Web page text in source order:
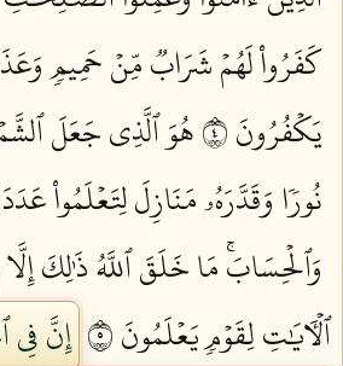
كَفَرُواْ لَهُمۡ شَرَابٞ مِّنۡ حَمِيمٖ
يَكۡفُرُونَ ٤
هُوَ ٱلَّذِي جَعَلَ
نُورٗا وَقَدَّرَهُۥ مَنَازِلَ لِتَعۡلَمُواْ
وَٱلۡحِسَابَۚ مَا خَلَقَ ٱللَّهُ ذَٰلِكَ
ٱلۡأٓيَٰتِ لِقَوۡمٖ يَعۡلَمُونَ ٥
إِنَّ